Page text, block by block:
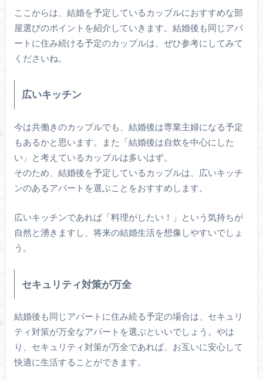
ここからは、結婚を予定しているカップルにおすすめな部
屋選びのポイントを紹介していきます。結婚後も同じアパ
ートに住み続ける予定のカップルは、ぜひ参考にしてみて
くださいね。
広いキッチン
今は共働きのカップルでも、結婚後は専業主婦になる予定
もあるかと思います。また「結婚後は自炊を中心にした
い」と考えているカップルは多いはず。
そのため、結婚後を予定しているカップルは、広いキッチ
ンのあるアパートを選ぶことをおすすめします。
広いキッチンであれば「料理がしたい！」という気持ちが
自然と湧きますし、将来の結婚生活を想像しやすいでしょ
う。
セキュリティ対策が万全
結婚後も同じアパートに住み続る予定の場合は、セキュリ
ティ対策が万全なアパートを選ぶといいでしょう。やは
り、セキュリティ対策が万全であれば、お互いに安心して
快適に生活することができます。